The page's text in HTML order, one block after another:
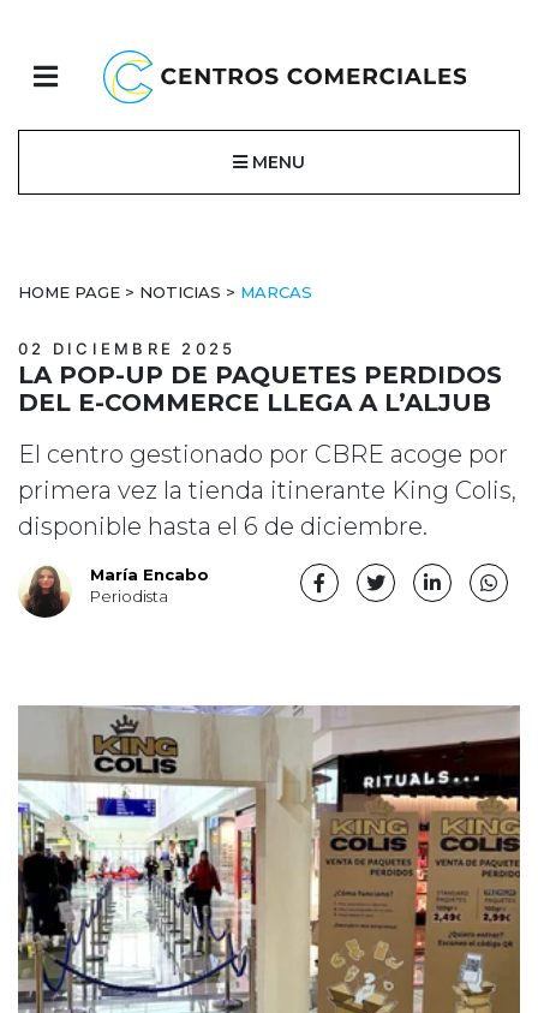
MENU
HOME PAGE > NOTICIAS > MARCAS
02 DICIEMBRE 2025
LA POP-UP DE PAQUETES PERDIDOS
DEL E-COMMERCE LLEGA A L’ALJUB
El centro gestionado por CBRE acoge por
primera vez la tienda itinerante King Colis,
disponible hasta el 6 de diciembre.
María Encabo
Periodista